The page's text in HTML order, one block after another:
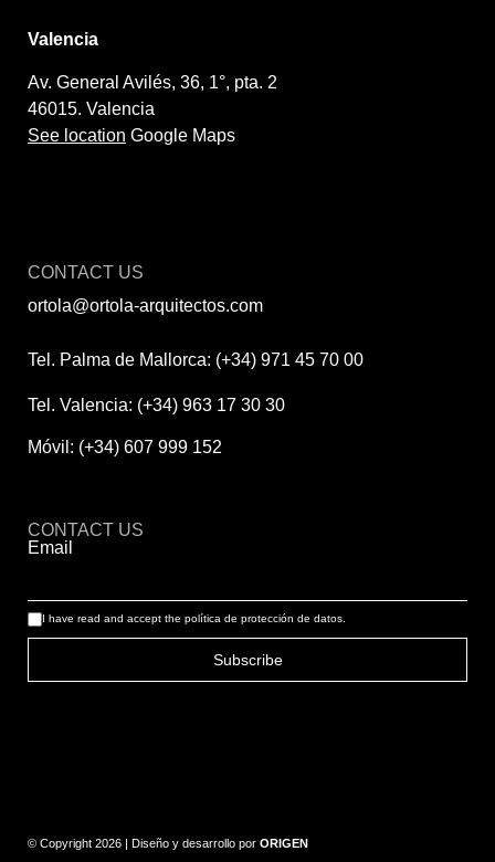
Valencia
Av. General Avilés, 36, 1°, pta. 2
46015. Valencia
See location Google Maps
CONTACT US
ortola@ortola-arquitectos.com
Tel. Palma de Mallorca: (+34) 971 45 70 00
Tel. Valencia: (+34) 963 17 30 30
Móvil: (+34) 607 999 152
CONTACT US
Email
I have read and accept the política de protección de datos.
Subscribe
© Copyright 2026 | Diseño y desarrollo por ORIGEN